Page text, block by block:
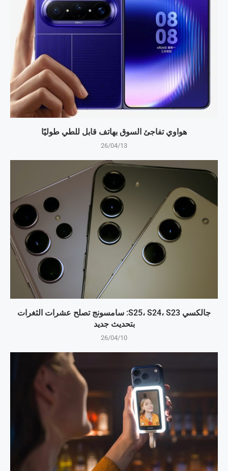
هواوي تفاجئ السوق بهاتف قابل للطي طوليًا
26/04/13
جالكسي S25، S24، S23: سامسونج تصلح عشرات الثغرات
بتحديث جديد
26/04/10